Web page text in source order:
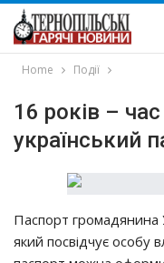
Home Події
16 років –
український
Паспорт громадянина
який посвідчує особу